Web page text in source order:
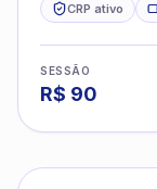
CRP ativo
SESSÃO
R$ 90